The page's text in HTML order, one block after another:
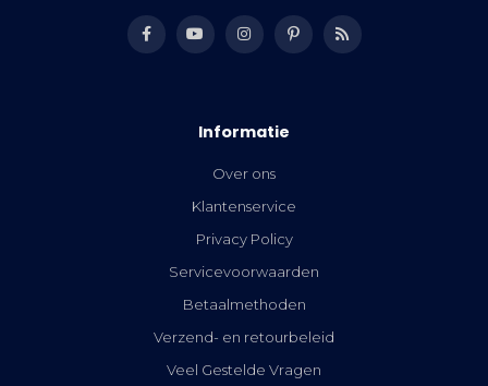
Informatie
Over ons
Klantenservice
Privacy Policy
Servicevoorwaarden
Betaalmethoden
Verzend- en retourbeleid
Veel Gestelde Vragen